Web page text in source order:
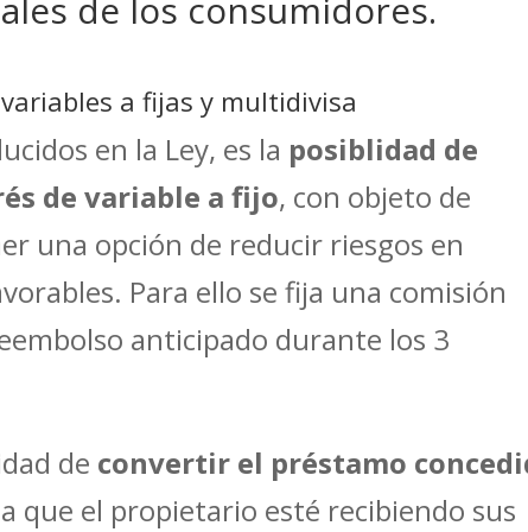
a fijas y multidivisa
en la Ley, es la posiblidad de
de variable a fijo, con objeto de
una opción de reducir riesgos en
Para ello se fija una comisión
anticipado durante los 3
de convertir el préstamo
que el propietario esté recibiendo sus